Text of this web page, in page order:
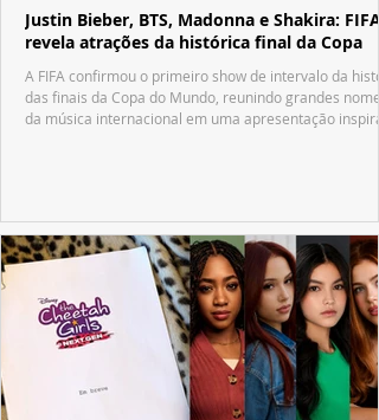
Justin Bieber, BTS, Madonna e Shakira: FIFA
revela atrações da histórica final da Copa
A FIFA confirmou o primeiro show de intervalo da
das finais da Copa do Mundo, reunindo grandes nomes
da música internacional em uma apresentação